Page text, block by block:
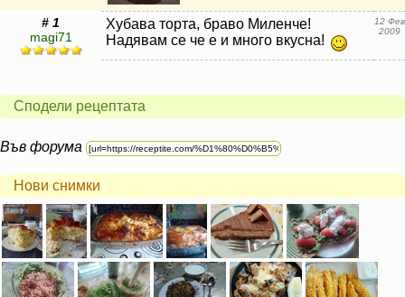
# 1
magi71
Хубава торта, браво Миленче!
Надявам се че е и много вкусна!
12 Фев
2009
Сподели рецептата
Във форума
Нови снимки